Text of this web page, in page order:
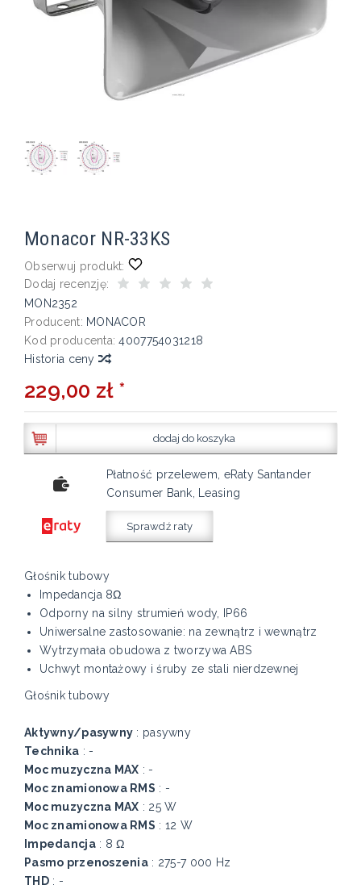
Monacor NR-33KS
Obserwuj produkt:
Dodaj recenzję:
MON2352
Producent: MONACOR
Kod producenta: 4007754031218
Historia ceny
229,00 zł *
dodaj do koszyka
Płatność przelewem, eRaty Santander
Consumer Bank, Leasing
Sprawdź raty
Głośnik tubowy
Impedancja 8Ω
Odporny na silny strumień wody, IP66
Uniwersalne zastosowanie: na zewnątrz i wewnątrz
Wytrzymała obudowa z tworzywa ABS
Uchwyt montażowy i śruby ze stali nierdzewnej
Głośnik tubowy
Aktywny/pasywny : pasywny
Technika : -
Moc muzyczna MAX : -
Moc znamionowa RMS : -
Moc muzyczna MAX : 25 W
Moc znamionowa RMS : 12 W
Impedancja: 8 Ω
Pasmo przenoszenia : 275-7 000 Hz
THD: -